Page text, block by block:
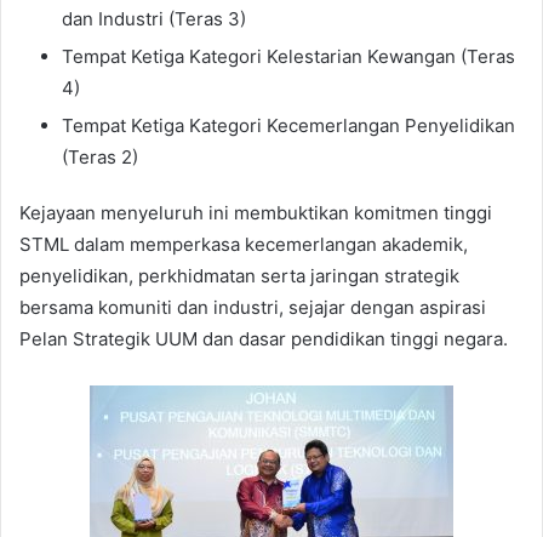
dan Industri (Teras 3)
Tempat Ketiga Kategori Kelestarian Kewangan (Teras
4)
Tempat Ketiga Kategori Kecemerlangan Penyelidikan
(Teras 2)
Kejayaan menyeluruh ini membuktikan komitmen tinggi
STML dalam memperkasa kecemerlangan akademik,
penyelidikan, perkhidmatan serta jaringan strategik
bersama komuniti dan industri, sejajar dengan aspirasi
Pelan Strategik UUM dan dasar pendidikan tinggi negara.